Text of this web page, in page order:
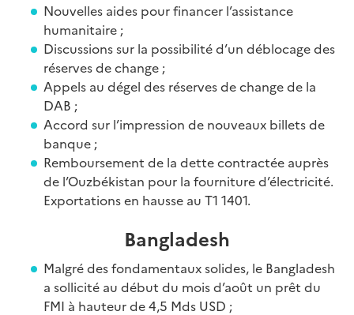
Nouvelles aides pour financer l’assistance
humanitaire ;
Discussions sur la possibilité d’un déblocage des
réserves de change ;
Appels au dégel des réserves de change de la
DAB ;
Accord sur l’impression de nouveaux billets de
banque ;
Remboursement de la dette contractée auprès
de l’Ouzbékistan pour la fourniture d’électricité.
Exportations en hausse au T1 1401.
Bangladesh
Malgré des fondamentaux solides, le Bangladesh
a sollicité au début du mois d’août un prêt du
FMI à hauteur de 4,5 Mds USD ;